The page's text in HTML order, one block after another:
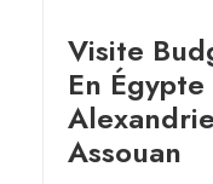
Visite
En
Assouan